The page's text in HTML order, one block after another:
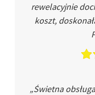
rewelacyjnie
koszt,
„Świetna